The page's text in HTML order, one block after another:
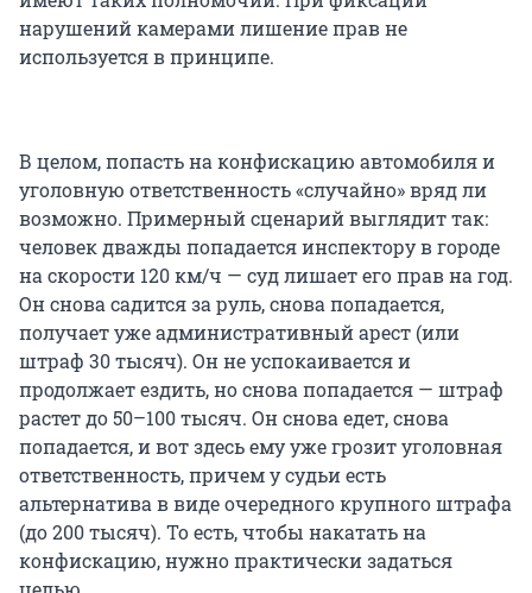
нарушений камерами лишение прав не
используется в принципе.
В целом, попасть на конфискацию автомобиля и
уголовную ответственность «случайно» вряд ли
возможно. Примерный сценарий выглядит так:
человек дважды попадается инспектору в городе
на скорости 120 км/ч — суд лишает его прав на год.
Он снова садится за руль, снова попадается,
получает уже административный арест (или
штраф 30 тысяч). Он не успокаивается и
продолжает ездить, но снова попадается — штраф
растет до 50–100 тысяч. Он снова едет, снова
попадается, и вот здесь ему уже грозит уголовная
ответственность, причем у судьи есть
альтернатива в виде очередного крупного штрафа
(до 200 тысяч). То есть, чтобы накатать на
конфискацию, нужно практически задаться